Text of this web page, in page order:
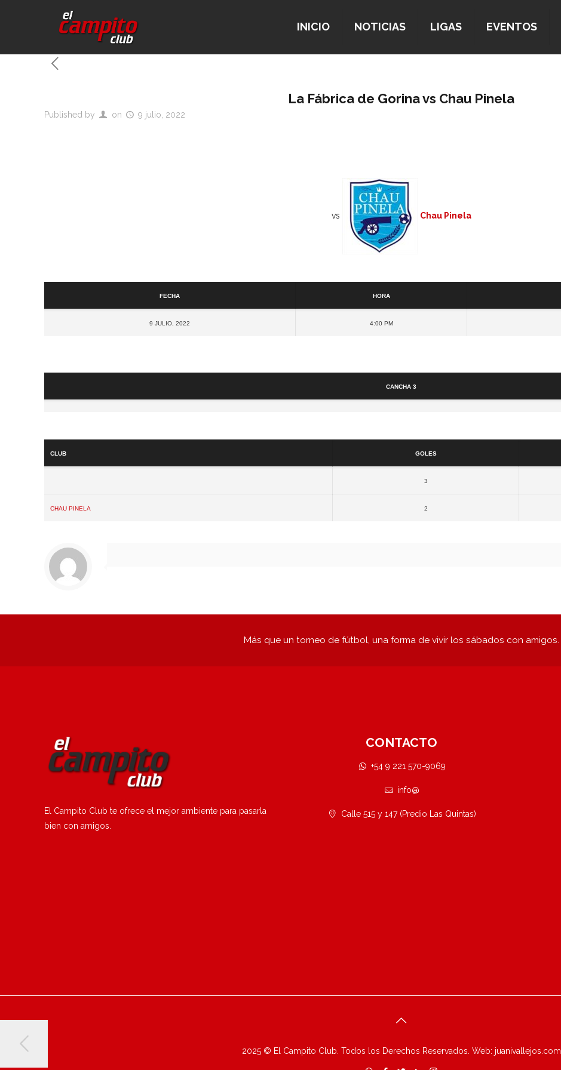
INICIO NOTICIAS LIGAS EVENTOS
La Fábrica de Gorina vs Chau Pinela
Published by on 9 julio, 2022
vs Chau Pinela
Fecha Hora
9 julio, 2022 4:00 pm
Cancha 3
Club Goles
3
Chau Pinela 2
Más que un torneo de fútbol, una forma de vivir los sábados con amigos.
El Campito Club te ofrece el mejor ambiente para pasarla
bien con amigos.
CONTACTO
+54 9 221 570-9069
info@
Calle 515 y 147 (Predio Las Quintas)
2025 © El Campito Club. Todos los Derechos Reservados. Web: juanivallejos.com